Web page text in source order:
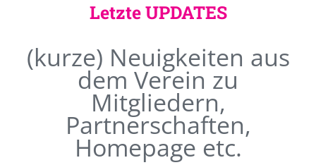
Letzte UPDATES
(kurze) Neuigkeiten aus
dem Verein zu
Mitgliedern,
Partnerschaften,
Homepage etc.